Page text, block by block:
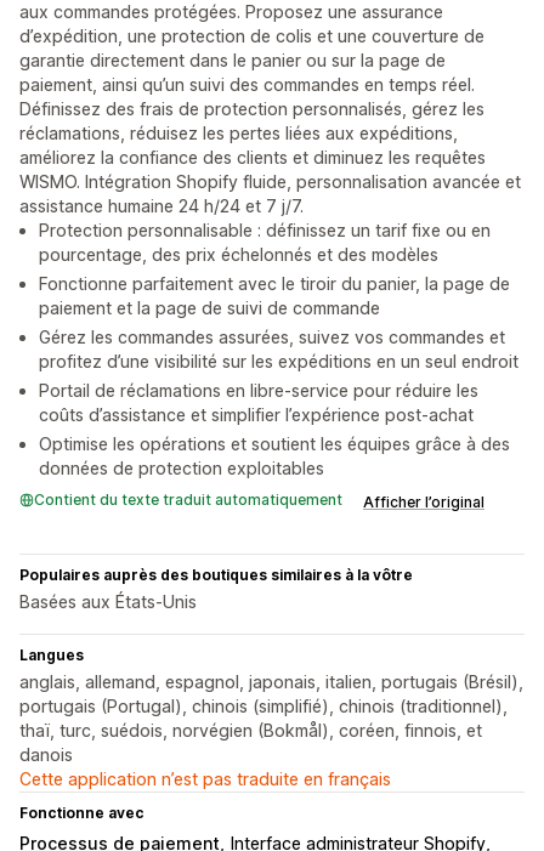
aux commandes protégées. Proposez une assurance
d’expédition, une protection de colis et une couverture de
garantie directement dans le panier ou sur la page de
paiement, ainsi qu’un suivi des commandes en temps réel.
Définissez des frais de protection personnalisés, gérez les
réclamations, réduisez les pertes liées aux expéditions,
améliorez la confiance des clients et diminuez les requêtes
WISMO. Intégration Shopify fluide, personnalisation avancée et
assistance humaine 24 h/24 et 7 j/7.
Protection personnalisable : définissez un tarif fixe ou en
pourcentage, des prix échelonnés et des modèles
Fonctionne parfaitement avec le tiroir du panier, la page de
paiement et la page de suivi de commande
Gérez les commandes assurées, suivez vos commandes et
profitez d’une visibilité sur les expéditions en un seul endroit
Portail de réclamations en libre-service pour réduire les
coûts d’assistance et simplifier l’expérience post-achat
Optimise les opérations et soutient les équipes grâce à des
données de protection exploitables
Contient du texte traduit automatiquement Afficher l’original
Populaires auprès des boutiques similaires à la vôtre
Basées aux États-Unis
Langues
anglais, allemand, espagnol, japonais, italien, portugais (Brésil),
portugais (Portugal), chinois (simplifié), chinois (traditionnel),
thaï, turc, suédois, norvégien (Bokmål), coréen, finnois, et
danois
Cette application n’est pas traduite en français
Fonctionne avec
Processus de paiement
Interface administrateur Shopify